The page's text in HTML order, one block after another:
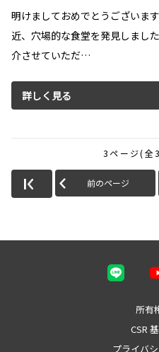
明けましておめでとうございま
近、穴場的な食堂を発見しまし
介させていただ…
詳しく見る
3ページ(全
前のページ
所有
CSR
プライバ